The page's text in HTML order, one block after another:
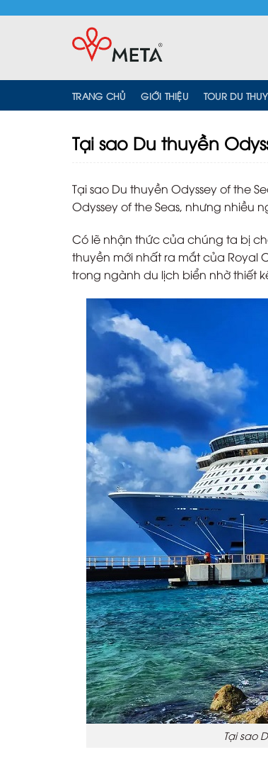
TRANG CHỦ GIỚI THIỆU TOUR DU
Tại sao Du thuyền
Tại sao Du thuyền Odyssey of the
Odyssey of the Seas, nhưng nhiều
Có lẽ nhận thức của chúng ta bị
thuyền mới nhất ra mắt của Royal
trong ngành du lịch biển nhờ thiết
Tại sao